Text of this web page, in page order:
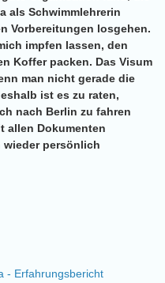
als Schwimmlehrerin
Vorbereitungen losgehen.
impfen lassen, den
Koffer packen. Das Visum
man nicht gerade die
ist es zu raten,
nach Berlin zu fahren
allen Dokumenten
wieder persönlich
- Erfahrungsbericht